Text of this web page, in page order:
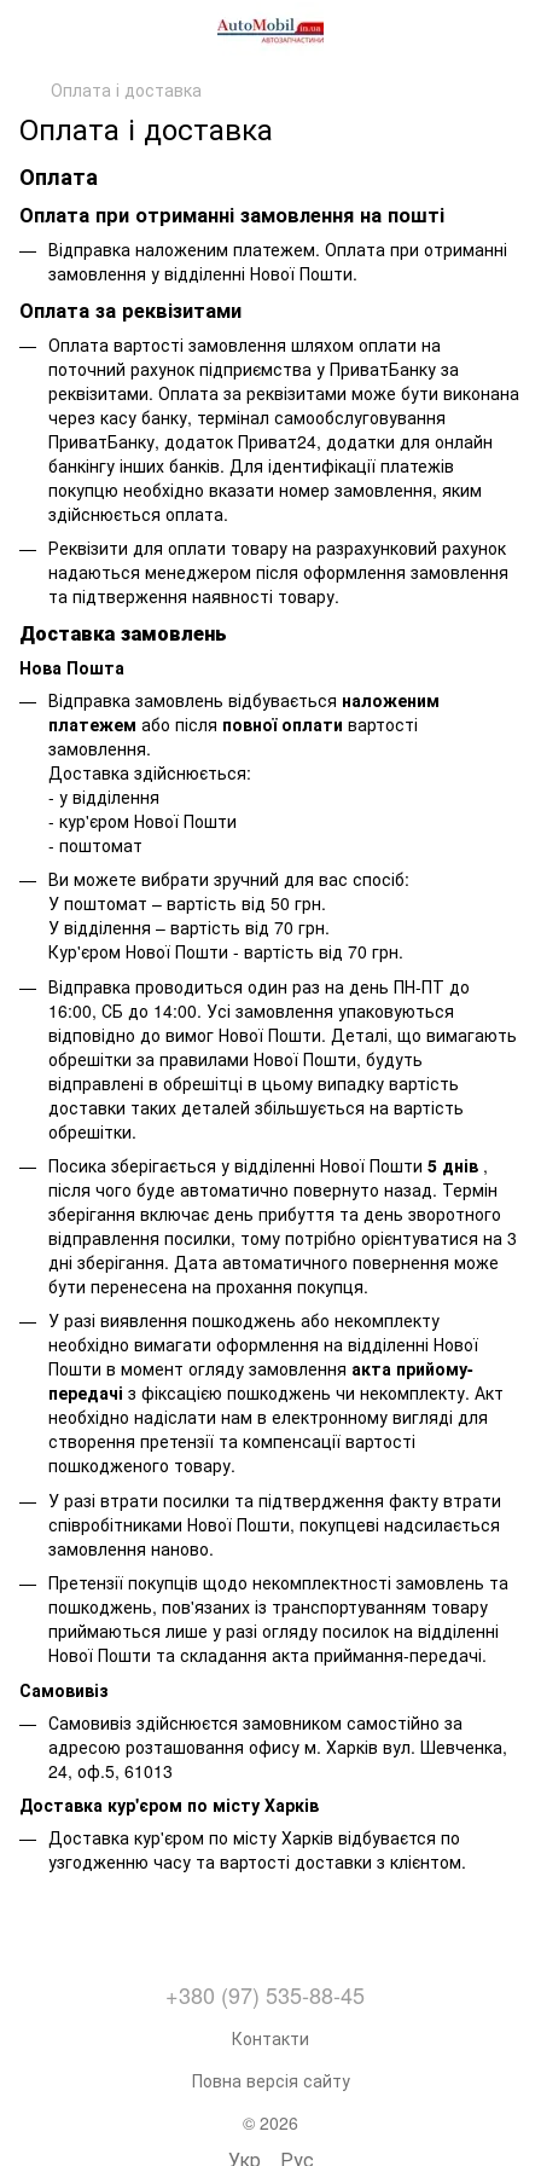
Оплата і доставка
Оплата і доставка
Оплата
Оплата при отриманні замовлення на пошті
Відправка наложеним платежем. Оплата при отриманні
замовлення у відділенні Нової Пошти.
Оплата за реквізитами
Оплата вартості замовлення шляхом оплати на
поточний рахунок підприємства у ПриватБанку за
реквізитами. Оплата за реквізитами може бути виконана
через касу банку, термінал самообслуговування
ПриватБанку, додаток Приват24, додатки для онлайн
банкінгу інших банків. Для ідентифікації платежів
покупцю необхідно вказати номер замовлення, яким
здійснюється оплата.
Реквізити для оплати товару на разрахунковий рахунок
надаються менеджером після оформлення замовлення
та підтверження наявності товару.
Доставка замовлень
Нова Пошта
Відправка замовлень відбувається наложеним
платежем або після повної оплати вартості
замовлення.
Доставка здійснюється:
- у відділення
- кур'єром Нової Пошти
- поштомат
Ви можете вибрати зручний для вас спосіб:
У поштомат – вартість від 50 грн.
У відділення – вартість від 70 грн.
Кур'єром Нової Пошти - вартість від 70 грн.
Відправка проводиться один раз на день ПН-ПТ до
16:00, СБ до 14:00. Усі замовлення упаковуються
відповідно до вимог Нової Пошти. Деталі, що вимагають
обрешітки за правилами Нової Пошти, будуть
відправлені в обрешітці в цьому випадку вартість
доставки таких деталей збільшується на вартість
обрешітки.
Посика зберігається у відділенні Нової Пошти 5 днів ,
після чого буде автоматично повернуто назад. Термін
зберігання включає день прибуття та день зворотного
відправлення посилки, тому потрібно орієнтуватися на 3
дні зберігання. Дата автоматичного повернення може
бути перенесена на прохання покупця.
У разі виявлення пошкоджень або некомплекту
необхідно вимагати оформлення на відділенні Нової
Пошти в момент огляду замовлення акта прийому-
передачі з фіксацією пошкоджень чи некомплекту. Акт
необхідно надіслати нам в електронному вигляді для
створення претензії та компенсації вартості
пошкодженого товару.
У разі втрати посилки та підтвердження факту втрати
співробітниками Нової Пошти, покупцеві надсилається
замовлення наново.
Претензії покупців щодо некомплектності замовлень та
пошкоджень, пов'язаних із транспортуванням товару
приймаються лише у разі огляду посилок на відділенні
Нової Пошти та складання акта приймання-передачі.
Самовивіз
Самовивіз здійснюєтся замовником самостійно за
адресою розташовання офису м. Харків вул. Шевченка,
24, оф.5, 61013
Доставка кур'єром по місту Харків
Доставка кур'єром по місту Харків відбуваєтся по
узгодженню часу та вартості доставки з клієнтом.
+380 (97) 535-88-45
Контакти
Повна версія сайту
© 2026
Укр Рус